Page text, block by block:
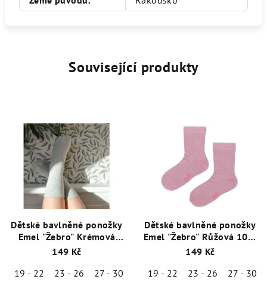
Související produkty
Dětské bavlněné ponožky
Emel "Žebro" Krémová
100-31
149 Kč
19 - 22
23 - 26 27 - 30
Dětské bavlněné ponožky
Emel "Žebro" Růžová 100-
33
149 Kč
19 - 22
23 - 26 27 - 30